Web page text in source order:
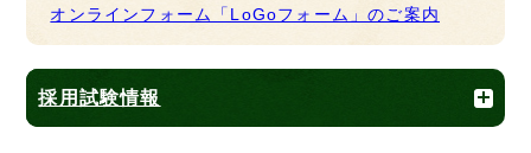
オンラインフォーム「LoGoフォーム」のご案内
採用試験情報